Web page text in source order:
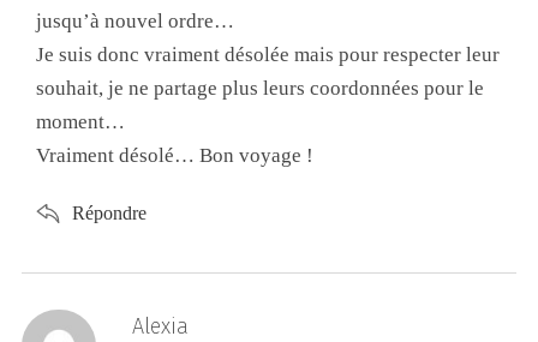
jusqu’à nouvel ordre…
Je suis donc vraiment désolée mais pour respecter leur
souhait, je ne partage plus leurs coordonnées pour le
moment…
Vraiment désolé… Bon voyage !
Répondre
Alexia